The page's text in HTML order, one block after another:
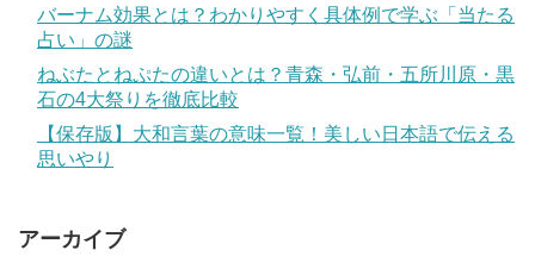
バーナム効果とは？わかりやすく具体例で学ぶ「当たる
占い」の謎
ねぶたとねぷたの違いとは？青森・弘前・五所川原・黒
石の4大祭りを徹底比較
【保存版】大和言葉の意味一覧！美しい日本語で伝える
思いやり
アーカイブ